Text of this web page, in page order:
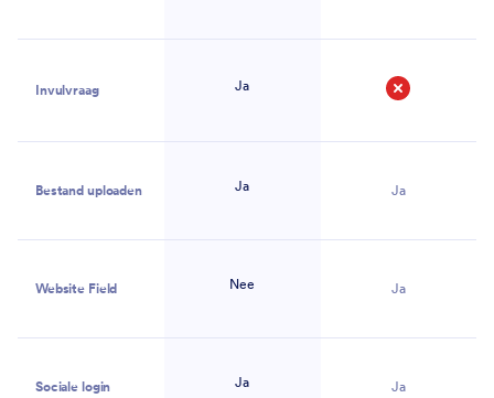
Invulvraag
Ja
Bestand uploaden Ja Ja
Website Field Nee Ja
Sociale login Ja Ja